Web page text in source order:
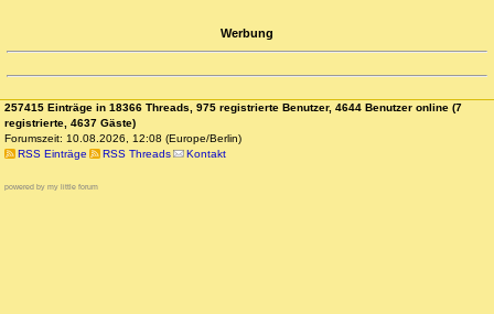
Werbung
257415 Einträge in 18366 Threads, 975 registrierte Benutzer, 4644 Benutzer online (7
registrierte, 4637 Gäste)
Forumszeit: 10.08.2026, 12:08 (Europe/Berlin)
RSS Einträge
RSS Threads Kontakt
powered by my little forum